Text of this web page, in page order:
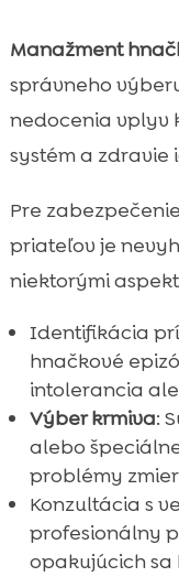
Manažment
správneho
nedocenia vplyv
systém a zdravie
Pre
priateľov je
niektorými
Identifikácia
hnačkové
intolerancia
Výber krmiva:
alebo
problémy
Konzultácia s
profesionálny
opakujúcich